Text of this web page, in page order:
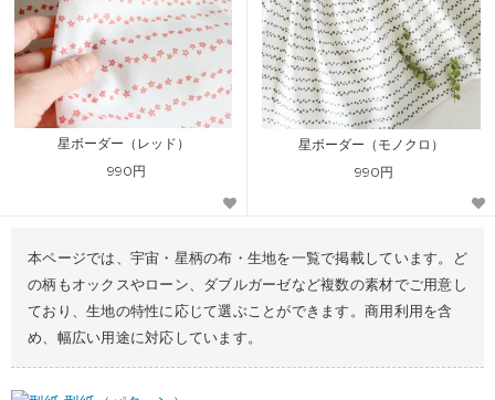
星ボーダー（レッド）
990円
星ボーダー（モノクロ）
990円
本ページでは、宇宙・星柄の布・生地を一覧で掲載しています。ど
の柄もオックスやローン、ダブルガーゼなど複数の素材でご用意し
ており、生地の特性に応じて選ぶことができます。商用利用を含
め、幅広い用途に対応しています。